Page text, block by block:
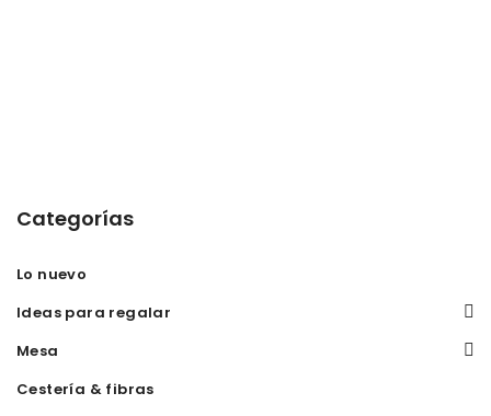
Categorías
Lo nuevo
Ideas para regalar
Mesa
Cestería & fibras